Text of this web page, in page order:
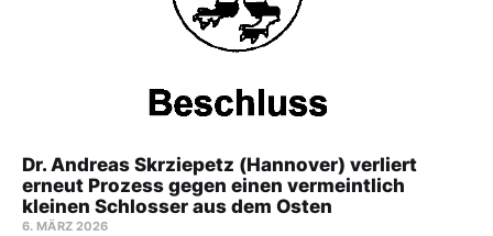
Dr. Andreas Skrziepetz (Hannover) verliert
erneut Prozess gegen einen vermeintlich
kleinen Schlosser aus dem Osten
6. MÄRZ 2026